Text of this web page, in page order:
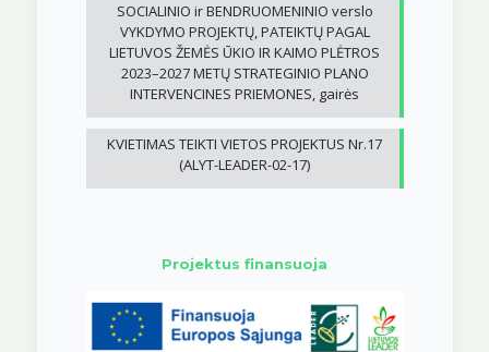
SOCIALINIO ir BENDRUOMENINIO verslo
VYKDYMO PROJEKTŲ, PATEIKTŲ PAGAL
LIETUVOS ŽEMĖS ŪKIO IR KAIMO PLĖTROS
2023–2027 METŲ STRATEGINIO PLANO
INTERVENCINES PRIEMONES, gairės
KVIETIMAS TEIKTI VIETOS PROJEKTUS Nr.17
(ALYT-LEADER-02-17)
Projektus finansuoja